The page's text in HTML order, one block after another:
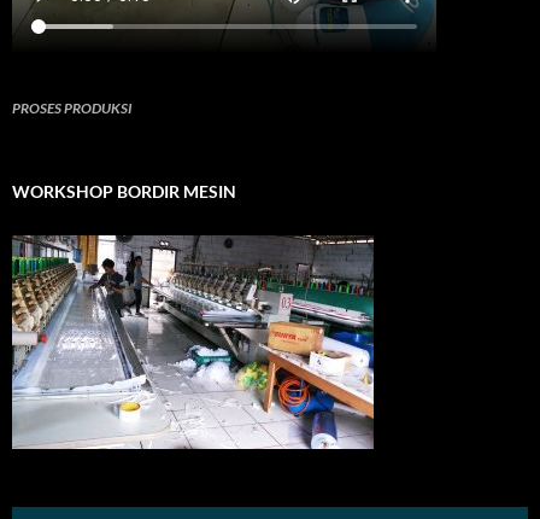
PROSES PRODUKSI
WORKSHOP BORDIR MESIN